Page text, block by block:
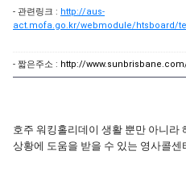
- 관련링크 : http://aus-
act.mofa.go.kr/webmodule/htsboard/
- 짧은주소 : http://
호주 워킹홀리데이 생활 뿐만 아니라
상황에 도움을 받을 수 있는 영사콜